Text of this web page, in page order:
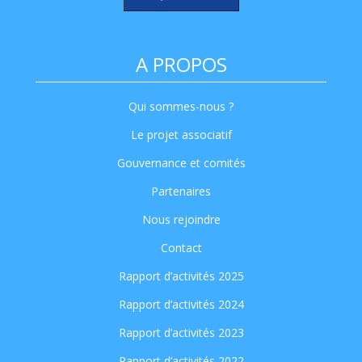
A PROPOS
Qui sommes-nous ?
Le projet associatif
Gouvernance et comités
Partenaires
Nous rejoindre
Contact
Rapport d’activités 2025
Rapport d’activités 2024
Rapport d’activités 2023